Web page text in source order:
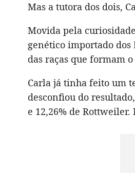
Mas a tutora dos dois,
Movida pela
genético importado dos
das raças que formam
Carla já tinha feito um
desconfiou do
e 12,26% de Rottweiler.